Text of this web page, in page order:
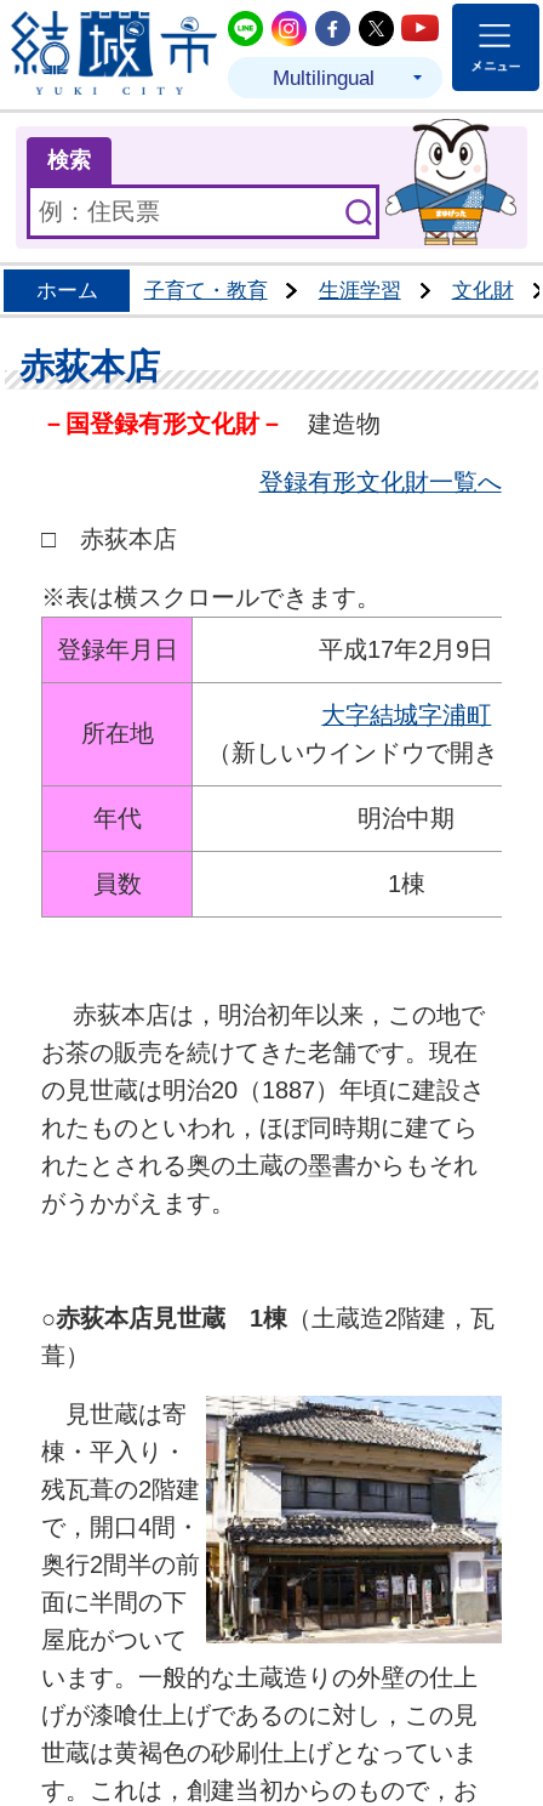
結城市公式LINE
結城市公式Instagram
結城市公式
結城市公式
結城市
Multilingual
検索
ホーム 子育て・教育 生涯学習 文化財
赤荻本店
－国登録有形文化財－建造物
登録有形文化財一覧へ
□ 赤荻本店
※表は横スクロールできます。
登録年月日
平成17年2月9日
所在地
大字結城字浦町
（新しいウインドウで開きま
年代 明治中期
員数 1棟
赤荻本店は，明治初年以来，この地で
お茶の販売を続けてきた老舗です。現在
の見世蔵は明治20（1887）年頃に建設さ
れたものといわれ，ほぼ同時期に建てら
れたとされる奥の土蔵の墨書からもそれ
がうかがえます。
○赤荻本店見世蔵 1棟 （土蔵造2階建，瓦
葺）
見世蔵は寄
棟・平入り・
残瓦葺の2階建
で，開口4間・
奥行2間半の前
面に半間の下
屋庇がついて
います。一般的な土蔵造りの外壁の仕上
げが漆喰仕上げであるのに対し，この見
世蔵は黄褐色の砂刷仕上げとなっていま
す。これは，創建当初からのもので，お